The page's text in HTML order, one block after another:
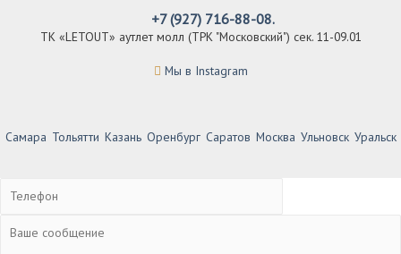
+7 (927) 716-88-08.
ТК «LETOUT» аутлет молл (ТРК "Московский") сек. 11-09.01
Мы в Instagram
Самара Тольятти Казань Оренбург Саратов Москва Ульновск Уральск